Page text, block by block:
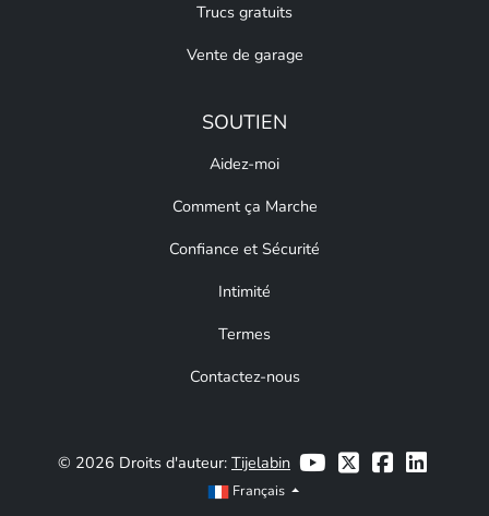
Trucs gratuits
Vente de garage
SOUTIEN
Aidez-moi
Comment ça Marche
Confiance et Sécurité
Intimité
Termes
Contactez-nous
© 2026 Droits d'auteur: Tijelabin
Français